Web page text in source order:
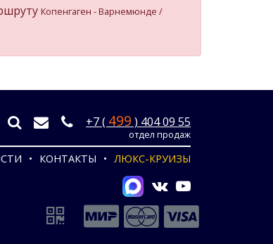
Копенгаген - Варнемюнде /
+7 ( 499 ) 404 09 55
отдел продаж
КОНТАКТЫ ЛЮКС-КРУИЗЫ